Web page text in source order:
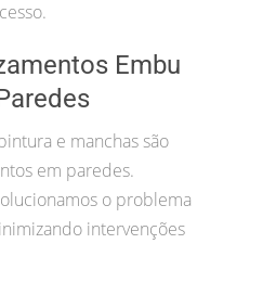
Embu
e manchas são
em paredes.
o problema
intervenções